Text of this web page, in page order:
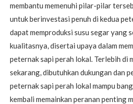
membantu memenuhi pilar-pilar
untuk berinvestasi penuh di kedua
dapat memproduksi susu segar yang
kualitasnya, disertai upaya dalam
peternak sapi perah lokal. Terlebih di
sekarang, dibutuhkan dukungan dan
peternak sapi perah lokal mampu
kembali memainkan peranan penting